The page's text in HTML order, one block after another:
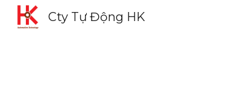
Cty Tự Động HK